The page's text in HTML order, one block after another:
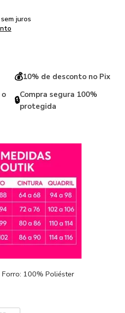
sem juros
💰10% de desconto no Pix
🔒Compra segura 100%
protegida
100% Poliéster